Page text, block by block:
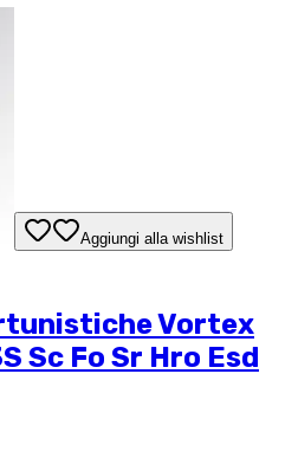
Aggiungi alla wishlist
Vortex
Sc Fo Sr Hro Esd